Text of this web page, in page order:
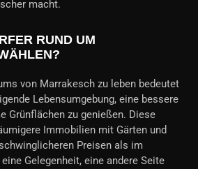
macht.
RUND UM
von Marrakesch zu leben bedeutet
Lebensumgebung, eine bessere
Grünflächen zu genießen. Diese
Immobilien mit Gärten und
Preisen als im
Gelegenheit, eine andere Seite